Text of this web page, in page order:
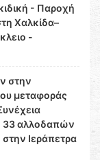
- Παροχή
Χαλκίδα–
-
στην
μεταφοράς
33 αλλοδαπών
Ιεράπετρα